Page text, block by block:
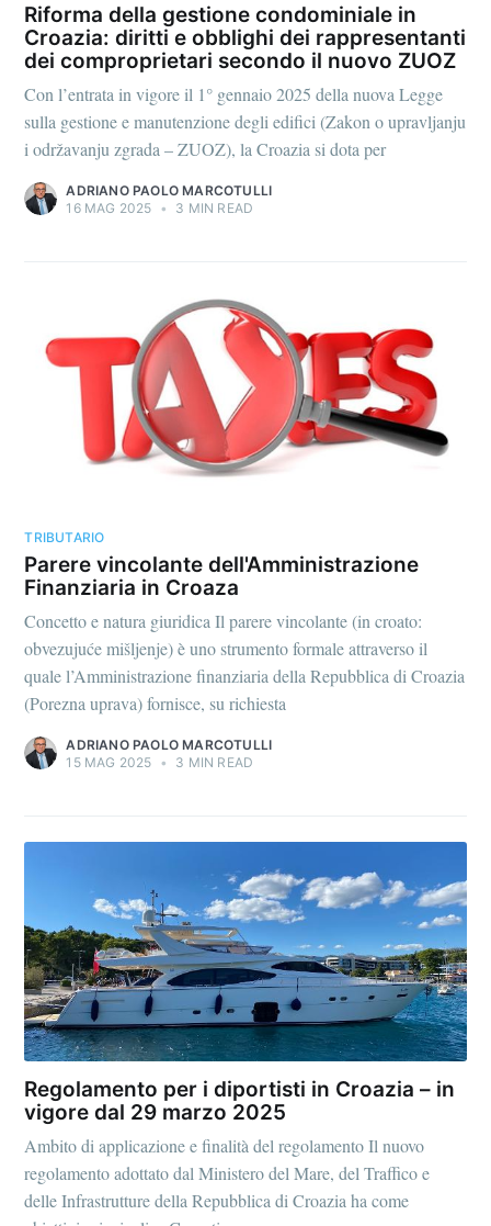
Riforma della gestione condominiale in
Croazia: diritti e obblighi dei rappresentanti
dei comproprietari secondo il nuovo ZUOZ
Con l’entrata in vigore il 1° gennaio 2025 della nuova Legge
sulla gestione e manutenzione degli edifici (Zakon o upravljanju
i održavanju zgrada – ZUOZ), la Croazia si dota per
ADRIANO PAOLO MARCOTULLI
16 MAG 2025 • 3 MIN READ
TRIBUTARIO
Parere vincolante dell'Amministrazione
Finanziaria in Croaza
Concetto e natura giuridica Il parere vincolante (in croato:
obvezujuće mišljenje) è uno strumento formale attraverso il
quale l’Amministrazione finanziaria della Repubblica di Croazia
(Porezna uprava) fornisce, su richiesta
ADRIANO PAOLO MARCOTULLI
15 MAG 2025 • 3 MIN READ
Regolamento per i diportisti in Croazia – in
vigore dal 29 marzo 2025
Ambito di applicazione e finalità del regolamento Il nuovo
regolamento adottato dal Ministero del Mare, del Traffico e
delle Infrastrutture della Repubblica di Croazia ha come